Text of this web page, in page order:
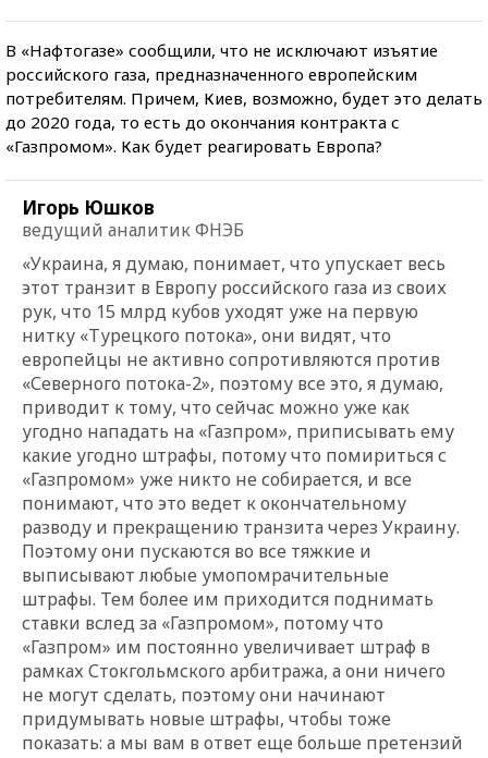
В «Нафтогазе» сообщили, что не исключают изъятие
российского газа, предназначенного европейским
потребителям. Причем, Киев, возможно, будет это делать
до 2020 года, то есть до окончания контракта с
«Газпромом». Как будет реагировать Европа?
Игорь Юшков
ведущий аналитик ФНЭБ
«Украина, я думаю, понимает, что упускает весь
этот транзит в Европу российского газа из своих
рук, что 15 млрд кубов уходят уже на первую
нитку «Турецкого потока», они видят, что
европейцы не активно сопротивляются против
«Северного потока-2», поэтому все это, я думаю,
приводит к тому, что сейчас можно уже как
угодно нападать на «Газпром», приписывать ему
какие угодно штрафы, потому что помириться с
«Газпромом» уже никто не собирается, и все
понимают, что это ведет к окончательному
разводу и прекращению транзита через Украину.
Поэтому они пускаются во все тяжкие и
выписывают любые умопомрачительные
штрафы. Тем более им приходится поднимать
ставки вслед за «Газпромом», потому что
«Газпром» им постоянно увеличивает штраф в
рамках Стокгольмского арбитража, а они ничего
не могут сделать, поэтому они начинают
придумывать новые штрафы, чтобы тоже
показать: а мы вам в ответ еще больше претензий